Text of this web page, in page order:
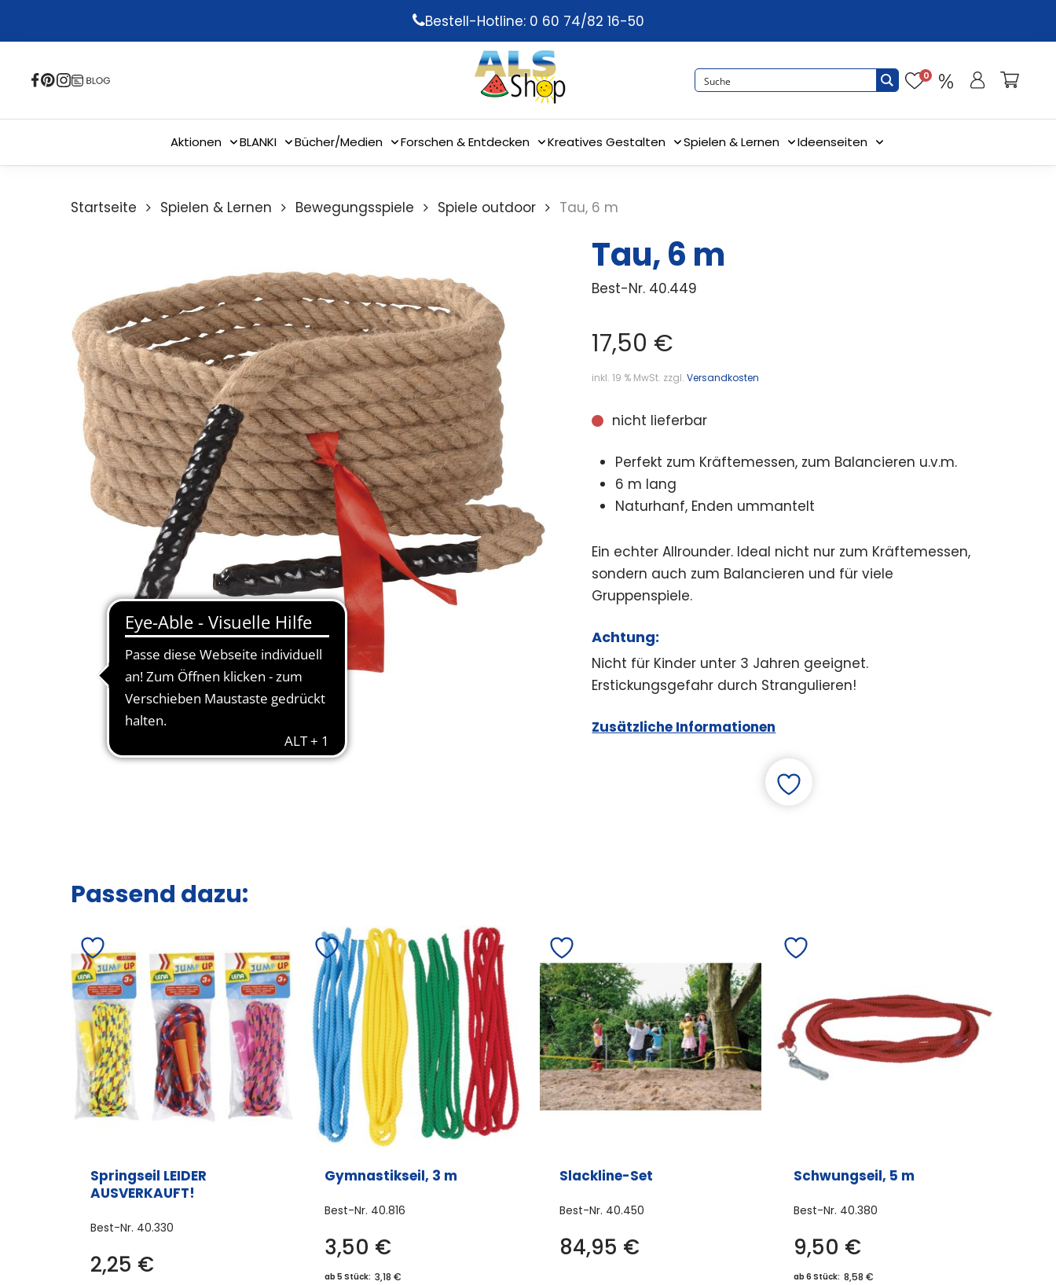
content
Bestell-Hotline: 0 60 74/82 16-50
0
Aktionen BLANKI Bücher/Medien Forschen & Entdecken Kreatives Gestalten Spielen & Lernen Ideenseiten
Startseite Spielen & Lernen Bewegungsspiele Spiele outdoor Tau, 6 m
Tau, 6 m
Best-Nr. 40.449
17,50 €
inkl. 19 % MwSt. zzgl.Versandkosten
nicht lieferbar
Perfekt zum Kräftemessen, zum Balancieren u.v.m.
6 m lang
Naturhanf, Enden ummantelt
Ein echter Allrounder. Ideal nicht nur zum Kräftemessen,
sondern auch zum Balancieren und für viele
Gruppenspiele.
Achtung:
Nicht für Kinder unter 3 Jahren geeignet.
Erstickungsgefahr durch Strangulieren!
Zusätzliche Informationen
Passend dazu:
Springseil LEIDER
AUSVERKAUFT!
Best-Nr. 40.330
2,25 €
Gymnastikseil, 3 m
Best-Nr. 40.816
3,50 €
ab 5 Stück: 3,18 €
Slackline-Set
Best-Nr. 40.450
84,95 €
Schwungseil, 5 m
Best-Nr. 40.380
9,50 €
ab 6 Stück: 8,58 €